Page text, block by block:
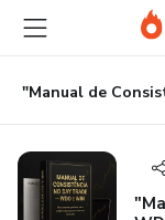
para
conteúdo
principal
para
pagamento
para
rodapé